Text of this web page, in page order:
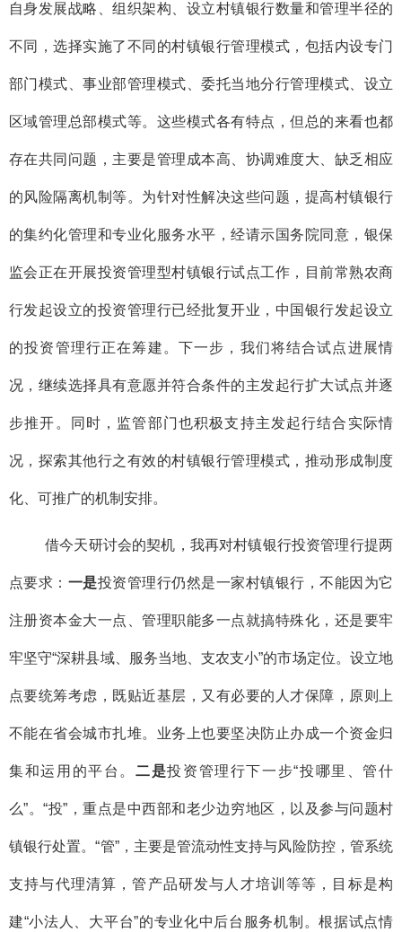
自身发展战略、组织架构、设立村镇银行数量和管理半径的
不同，选择实施了不同的村镇银行管理模式，包括内设专门
部门模式、事业部管理模式、委托当地分行管理模式、设立
区域管理总部模式等。这些模式各有特点，但总的来看也都
存在共同问题，主要是管理成本高、协调难度大、缺乏相应
的风险隔离机制等。为针对性解决这些问题，提高村镇银行
的集约化管理和专业化服务水平，经请示国务院同意，银保
监会正在开展投资管理型村镇银行试点工作，目前常熟农商
行发起设立的投资管理行已经批复开业，中国银行发起设立
的投资管理行正在筹建。下一步，我们将结合试点进展情
况，继续选择具有意愿并符合条件的主发起行扩大试点并逐
步推开。同时，监管部门也积极支持主发起行结合实际情
况，探索其他行之有效的村镇银行管理模式，推动形成制度
化、可推广的机制安排。
借今天研讨会的契机，我再对村镇银行投资管理行提两
点要求： 一是投资管理行仍然是一家村镇银行，不能因为它
注册资本金大一点、管理职能多一点就搞特殊化，还是要牢
牢坚守“深耕县域、服务当地、支农支小”的市场定位。设立地
点要统筹考虑，既贴近基层，又有必要的人才保障，原则上
不能在省会城市扎堆。业务上也要坚决防止办成一个资金归
集和运用的平台。 二是投资管理行下一步“投哪里、管什
么”。“投”，重点是中西部和老少边穷地区，以及参与问题村
镇银行处置。“管”，主要是管流动性支持与风险防控，管系统
支持与代理清算，管产品研发与人才培训等等，目标是构
建“小法人、大平台”的专业化中后台服务机制。根据试点情